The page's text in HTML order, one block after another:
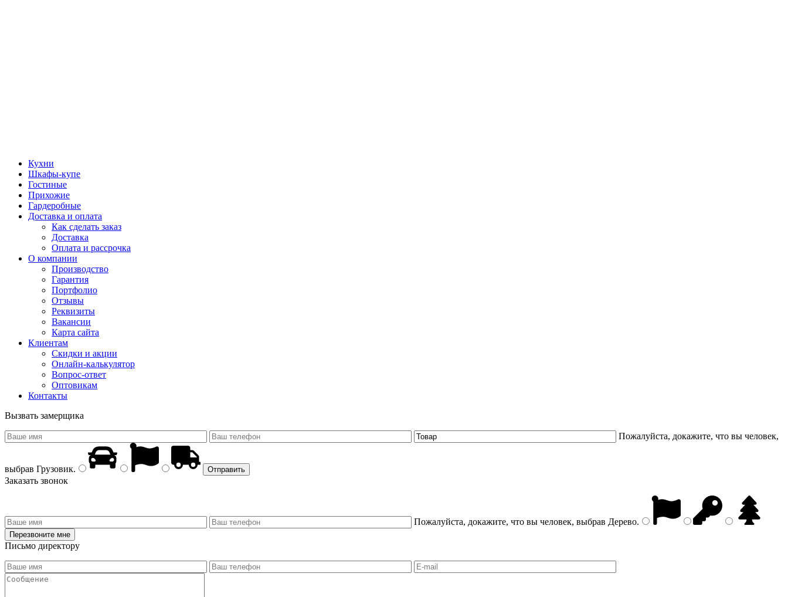
Кухни
Шкафы-купе
Гостиные
Прихожие
Гардеробные
Доставка и оплата
Как сделать заказ
Доставка
Оплата и рассрочка
О компании
Производство
Гарантия
Портфолио
Отзывы
Реквизиты
Вакансии
Карта сайта
Клиентам
Скидки и акции
Онлайн-калькулятор
Вопрос-ответ
Оптовикам
Контакты
Вызвать замерщика
Пожалуйста, докажите, что вы человек,
выбрав Грузовик.
Заказать звонок
Пожалуйста, докажите, что вы человек, выбрав Дерево.
Письмо директору